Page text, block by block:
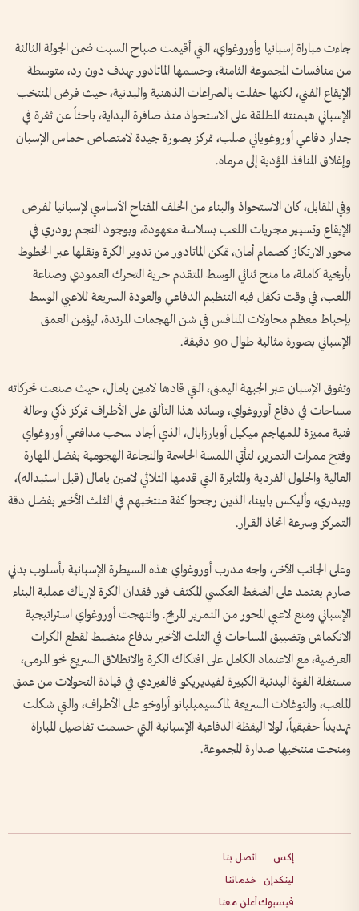
جاءت مباراة إسبانيا وأوروغواي، التي أقيمت صباح السبت ضمن الجولة الثالثة
من منافسات المجموعة الثامنة، وحسمها الماتادور بهدف دون رد، متوسطة
الإيقاع الفني، لكنها حفلت بالصراعات الذهنية والبدنية، حيث فرض المنتخب
الإسباني هيمنته المطلقة على الاستحواذ منذ صافرة البداية، باحثاً عن ثغرة في
جدار دفاعي أوروغوياني صلب، تمركز بصورة جيدة لامتصاص حماس الإسبان
وإغلاق المنافذ المؤدية إلى مرماه.
وفي المقابل، كان الاستحواذ والبناء من الخلف المفتاح الأساسي لإسبانيا لفرض
الإيقاع وتسيير مجريات اللعب بسلاسة معهودة، وبوجود النجم رودري في
محور الارتكاز كصمام أمان، تمكن الماتادور من تدوير الكرة ونقلها عبر الخطوط
بأريحية كاملة، ما منح ثنائي الوسط المتقدم حرية التحرك العمودي وصناعة
اللعب، في وقت تكفل فيه التنظيم الدفاعي والعودة السريعة للاعبي الوسط
بإحباط معظم محاولات المنافس في شن الهجمات المرتدة، ليؤمن العمق
الإسباني بصورة مثالية طوال 90 دقيقة.
وتفوق الإسبان عبر الجبهة اليمنى، التي قادها لامين يامال، حيث صنعت تحركاته
مساحات في دفاع أوروغواي، وساند هذا التألق على الأطراف تمركز ذكي وحالة
فنية مميزة للمهاجم ميكيل أويارزابال، الذي أجاد سحب مدافعي أوروغواي
وفتح ممرات التمرير، لتأتي اللمسة الحاسمة والنجاعة الهجومية بفضل المهارة
العالية والحلول الفردية والمثابرة التي قدمها الثلاثي لامين يامال (قبل استبداله)،
وبيدري، وأليكس بايينا، الذين رجحوا كفة منتخبهم في الثلث الأخير بفضل دقة
التمركز وسرعة اتخاذ القرار.
وعلى الجانب الآخر، واجه مدرب أوروغواي هذه السيطرة الإسبانية بأسلوب بدني
صارم يعتمد على الضغط العكسي المكثف فور فقدان الكرة لإرباك عملية البناء
الإسباني ومنع لاعبي المحور من التمرير المريح. وانتهجت أوروغواي استراتيجية
الانكماش وتضييق المساحات في الثلث الأخير بدفاع منضبط لقطع الكرات
العرضية، مع الاعتماد الكامل على افتكاك الكرة والانطلاق السريع نحو المرمى،
مستغلة القوة البدنية الكبيرة لفيديريكو فالفيردي في قيادة التحولات من عمق
الملعب، والتوغلات السريعة لماكسيميليانو أراوخو على الأطراف، والتي شكلت
تهديداً حقيقياً، لولا اليقظة الدفاعية الإسبانية التي حسمت تفاصيل المباراة
ومنحت منتخبها صدارة المجموعة.
إكس
لينكدإن
فيسبوك
اتصل بنا
خدماتنا
أعلن معنا